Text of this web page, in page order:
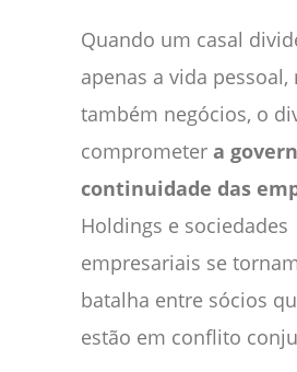
Quando um casal
apenas a vida pessoal,
também negócios, o
comprometer a
continuidade das
Holdings e sociedades
empresariais se
batalha entre sócios
estão em conflito